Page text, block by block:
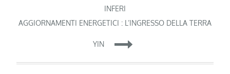
articoli
INFERI
AGGIORNAMENTI ENERGETICI : L’INGRESSO DELLA TERRA
YIN